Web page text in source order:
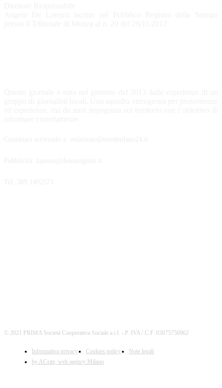
© 2021 PRIMA Società Cooperativa Sociale a r.l. - P. IVA / C.F. 03075750962
Informativa privacy Cookies policy
Note legali
by ACsite, web agency Milano